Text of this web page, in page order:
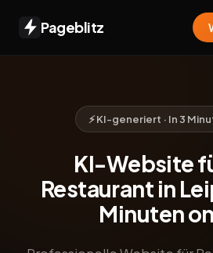
Pageblitz
⚡ KI-generiert · In 3
KI-Website
Restaurant in
Minuten